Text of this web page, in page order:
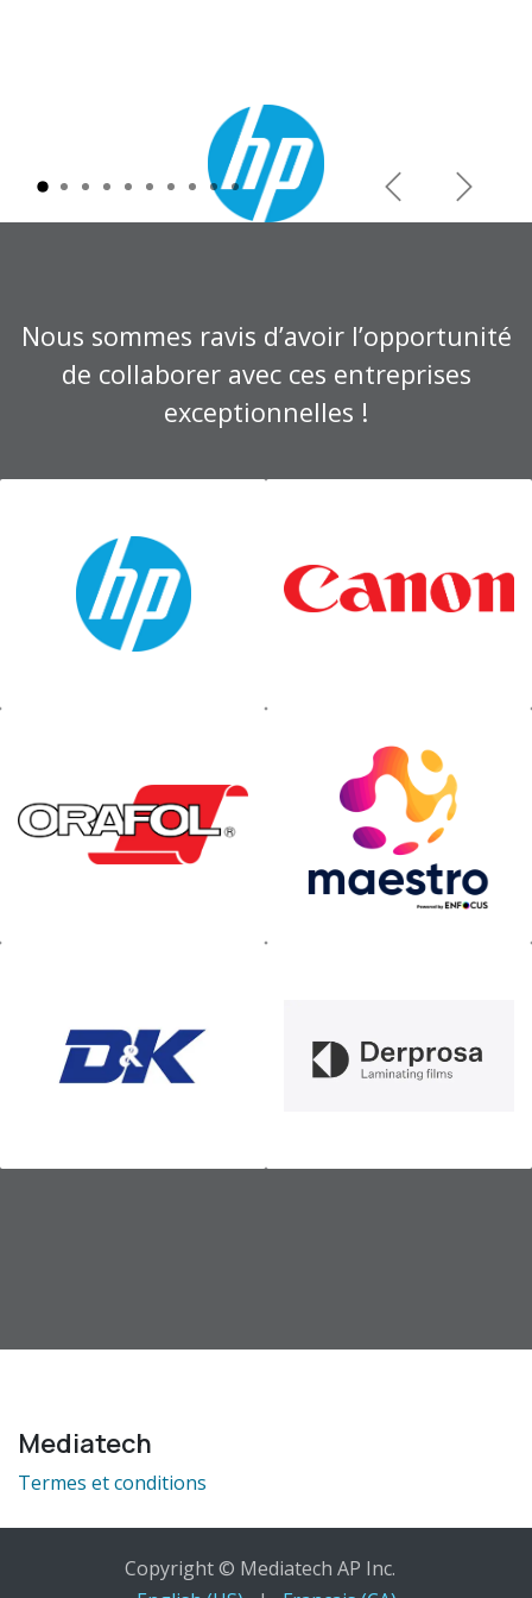
PrécédentSuivant
Nous sommes ravis d’avoir l’opportunité
de collaborer avec ces entreprises
exceptionnelles !
Mediatech
Termes et conditions
Copyright © Mediatech AP Inc.